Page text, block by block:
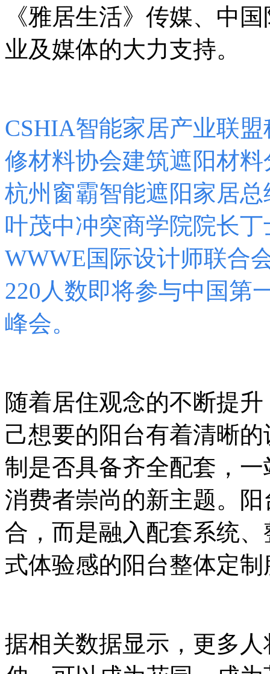
《雅居生活》传媒、中
业及媒体的大力支持。
CSHIA智能家居产业联
修材料协会建筑遮阳材
杭州窗霸智能遮阳家居
叶茂中冲突商学院院长
WWWE国际设计师联合
220 人数即将参与中国第
峰会。
随着居住观念的不断提
己想要的阳台有着清晰
制是否具备齐全配套，
消费者崇尚的新主题。
合，而是融入配套系统
式体验感的阳台整体定制
据相关数据显示，更多